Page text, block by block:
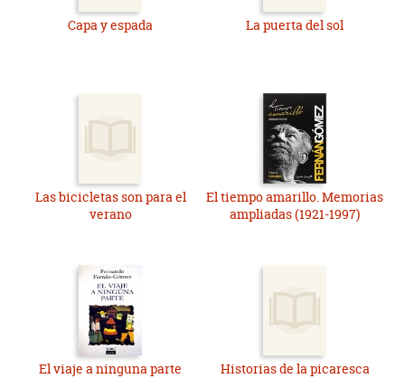
Capa y espada La puerta del sol
Las bicicletas son para el
verano
El tiempo amarillo. Memorias
ampliadas (1921-1997)
El viaje a ninguna parte Historias de la picaresca